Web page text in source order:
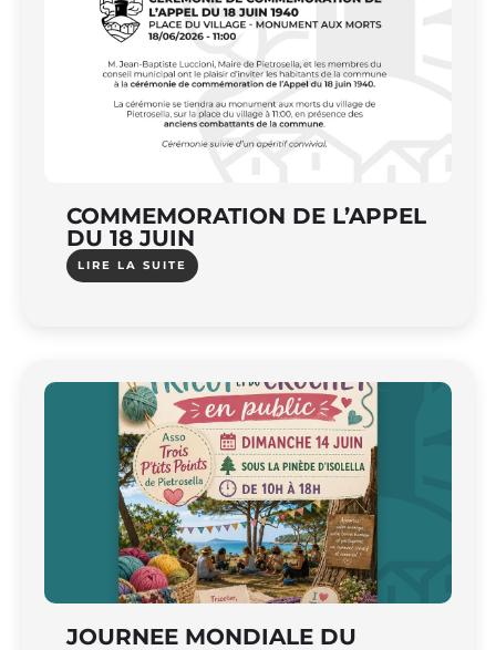
COMMEMORATION DE L’APPEL
DU 18 JUIN
LIRE LA SUITE
JOURNEE MONDIALE DU